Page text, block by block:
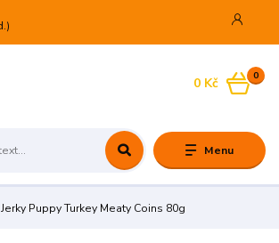
Menu
0
0 Kč
Puppy Turkey Meaty Coins 80g